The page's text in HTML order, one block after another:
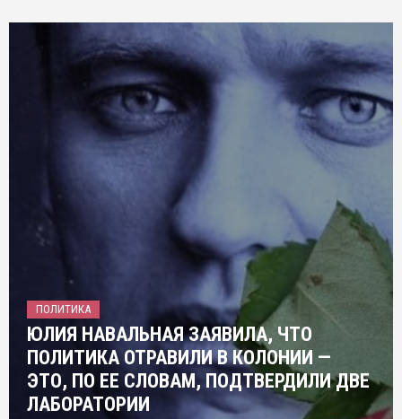
ПОЛИТИКА
ЮЛИЯ НАВАЛЬНАЯ ЗАЯВИЛА, ЧТО
ПОЛИТИКА ОТРАВИЛИ В КОЛОНИИ —
ЭТО, ПО ЕЕ СЛОВАМ, ПОДТВЕРДИЛИ ДВЕ
ЛАБОРАТОРИИ